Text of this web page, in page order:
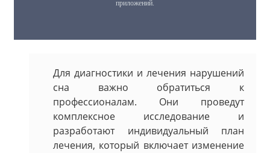
Для диагностики и лечения нарушений
сна важно обратиться к
профессионалам. Они проведут
комплексное исследование и
разработают индивидуальный план
лечения, который включает изменение